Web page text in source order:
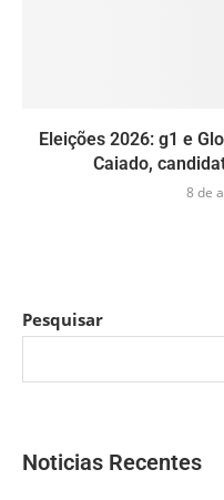
Eleições 2026: g1 e
Caiado,
8 de
Pesquisar
Noticias Recentes